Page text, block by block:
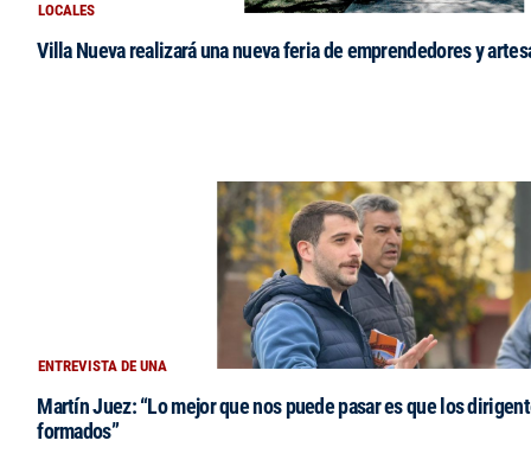
LOCALES
Villa Nueva realizará una nueva feria de emprendedores y
ENTREVISTA DE UNA
Martín Juez: “Lo mejor que nos puede pasar es que los
formados”